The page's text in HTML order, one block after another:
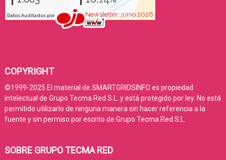
COPYRIGHT
©1999-2025 El material de SMARTGRIDSINFO es propiedad
intelectual de Grupo Tecma Red S.L. y está protegido por ley. No está
permitido utilizarlo de ninguna manera sin hacer referencia a la
fuente y sin permiso por escrito de Grupo Tecma Red S.L.
SOBRE GRUPO TECMA RED